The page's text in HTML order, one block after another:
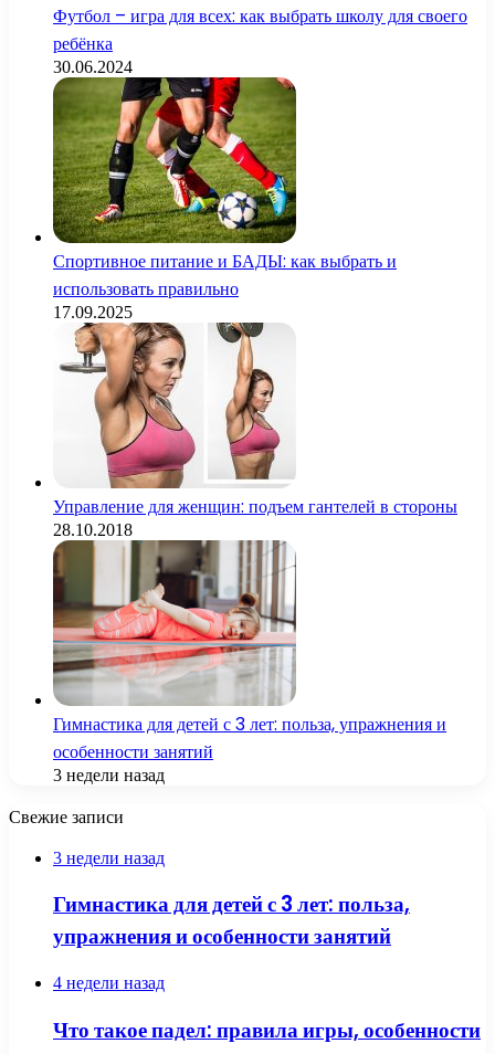
Футбол – игра для всех: как выбрать школу для своего
ребёнка
30.06.2024
Спортивное питание и БАДЫ: как выбрать и
использовать правильно
17.09.2025
Управление для женщин: подъем гантелей в стороны
28.10.2018
Гимнастика для детей с 3 лет: польза, упражнения и
особенности занятий
3 недели назад
Свежие записи
3 недели назад
Гимнастика для детей с 3 лет: польза,
упражнения и особенности занятий
4 недели назад
Что такое падел: правила игры, особенности